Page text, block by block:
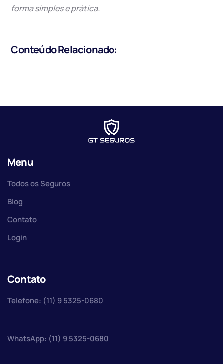
forma simples e prática.
Conteúdo Relacionado:
Menu
Todos os Seguros
Blog
Contato
Login
Contato
Telefone: (11) 9 5325-0680
WhatsApp: (11) 9 5325-0680